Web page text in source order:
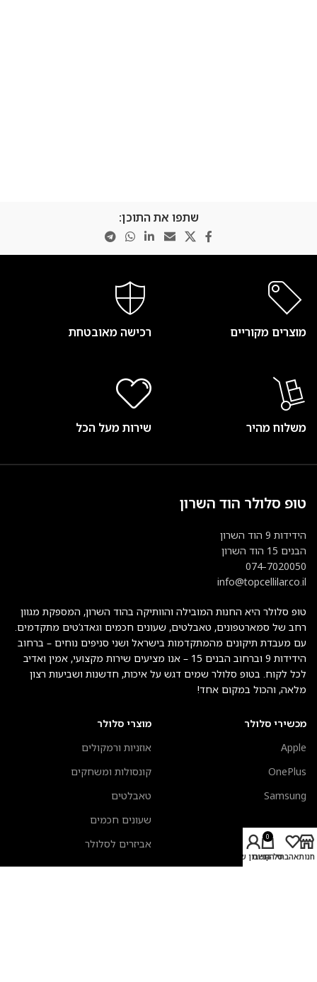
שתפו את התוכן:
מוצרים מקוריים רכישה מאובטחת
משלוח מהיר שירות מעל הכל
טופ סלולר הוד השרון
הידידות 9 הוד השרון
הבנים 15 הוד השרון
074-7020050
info@topcellilar.co.il
טופ סלולר היא החנות המובילה והוותיקה בהוד השרון, המספקת מגוון
רחב של סמארטפונים, טאבלטים, שעונים חכמים וגאדג’טים מתקדמים.
עם מעבדת תיקונים מהמתקדמות בישראל ושני סניפים נוחים – ברחוב
הידידות 9 וברחוב הבנים 15 – אנו מציעים שירות מקצועי, אמין ואדיב
לכל לקוח. בטופ סלולר שמים דגש על איכות, חדשנות ושביעות רצון
מלאה, והכול במקום אחד!
מכשירי סלולר
Apple
OnePlus
Samsung
מוצרי סלולר
אוזניות ורמקולים
קונסולות ומשחקים
טאבלטים
שעונים חכמים
אביזרים לסלולר
חנותאהבתי
0
סל קניות
החשבון שלי